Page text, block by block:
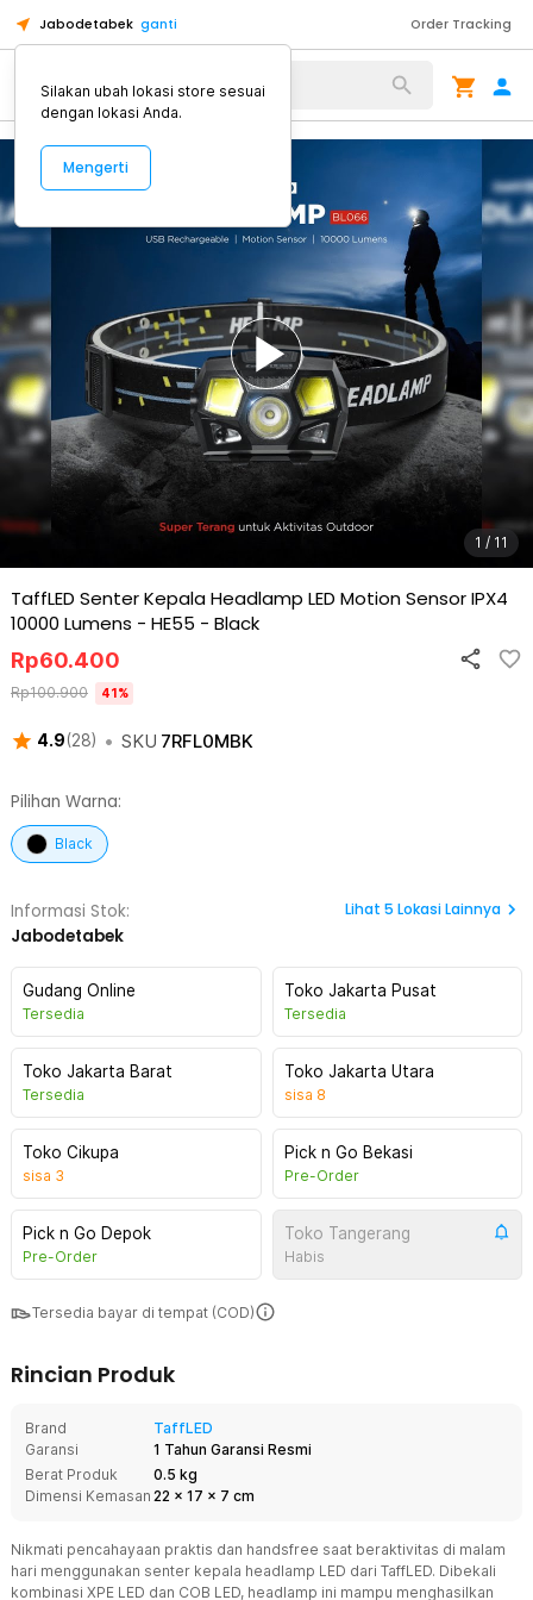
Jabodetabek ganti Order Tracking
Alat Kopi
1 / 11
TaffLED Senter Kepala Headlamp LED Motion Sensor IPX4
10000 Lumens - HE55 - Black
4.9(28) • SKU 7RFL0MBK
Rp60.400
Rp100.900 41%
Pilihan Warna:
Black
Informasi Stok:
Jabodetabek
Lihat 5 Lokasi Lainnya
Gudang Online
Tersedia
Toko Jakarta Pusat
Tersedia
Toko Jakarta Barat
Tersedia
Toko Jakarta Utara
sisa 8
Toko Cikupa
sisa 3
Pick n Go Bekasi
Pre-Order
Pick n Go Depok
Pre-Order
Toko Tangerang
Habis
Tersedia bayar di tempat (COD)
Rincian Produk
Brand
TaffLED
Garansi
1 Tahun Garansi Resmi
Berat Produk
0.5 kg
Dimensi Kemasan 22 x 17 x 7 cm
Nikmati pencahayaan praktis dan handsfree saat beraktivitas di malam
hari menggunakan senter kepala headlamp LED dari TaffLED. Dibekali
kombinasi XPE LED dan COB LED, headlamp ini mampu menghasilkan
Silakan ubah lokasi store sesuai
dengan lokasi Anda.
Mengerti